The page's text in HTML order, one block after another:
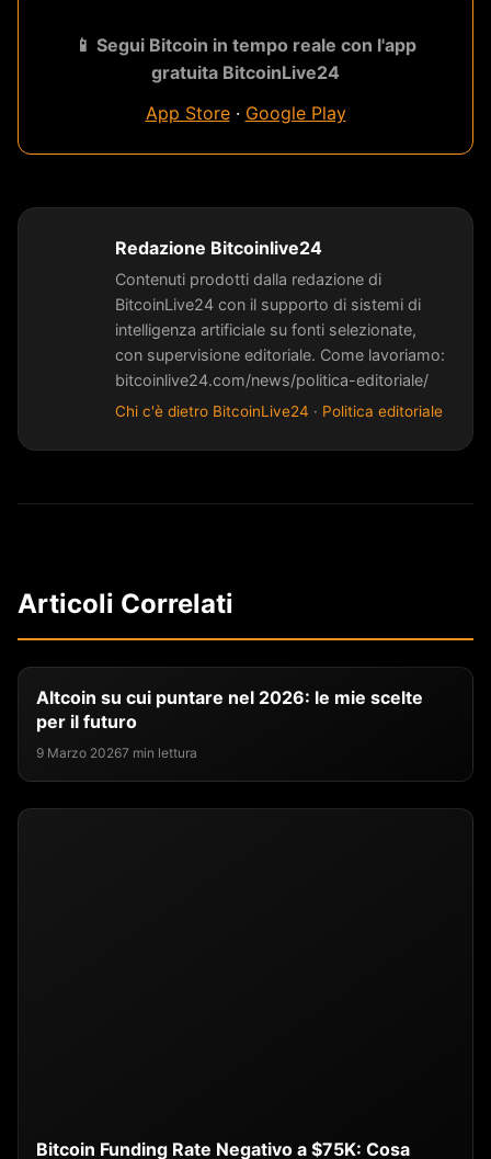
📱 Segui Bitcoin in tempo reale con l'app
gratuita BitcoinLive24
App Store· Google Play
Redazione Bitcoinlive24
Contenuti prodotti dalla redazione di
BitcoinLive24 con il supporto di sistemi di
intelligenza artificiale su fonti selezionate,
con supervisione editoriale. Come lavoriamo:
bitcoinlive24.com/news/politica-editoriale/
Chi c'è dietro BitcoinLive24 · Politica editoriale
Articoli Correlati
Altcoin su cui puntare nel 2026: le mie scelte
per il futuro
9 Marzo 20267 min lettura
Bitcoin Funding Rate Negativo a $75K: Cosa